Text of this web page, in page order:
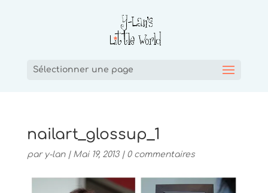
Sélectionner une page
nailart_glossup_1
par y-lan| Mai 19, 2013| 0 commentaires